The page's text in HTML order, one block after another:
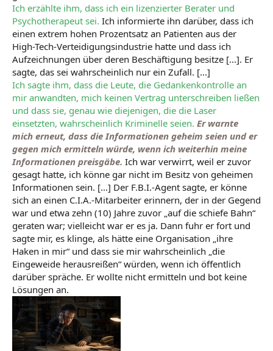
Ich erzählte ihm, dass ich ein lizenzierter Berater und
Psychotherapeut sei. Ich informierte ihn darüber, dass ich
einen extrem hohen Prozentsatz an Patienten aus der
High-Tech-Verteidigungsindustrie hatte und dass ich
Aufzeichnungen über deren Beschäftigung besitze [...]. Er
sagte, das sei wahrscheinlich nur ein Zufall. [...]
Ich sagte ihm, dass die Leute, die Gedankenkontrolle an
mir anwandten, mich keinen Vertrag unterschreiben ließen
und dass sie, genau wie diejenigen, die die Laser
einsetzten, wahrscheinlich Kriminelle seien. Er warnte
mich erneut, dass die Informationen geheim seien und er
gegen mich ermitteln würde, wenn ich weiterhin meine
Informationen preisgäbe. Ich war verwirrt, weil er zuvor
gesagt hatte, ich könne gar nicht im Besitz von geheimen
Informationen sein. [...] Der F.B.I.-Agent sagte, er könne
sich an einen C.I.A.-Mitarbeiter erinnern, der in der Gegend
war und etwa zehn (10) Jahre zuvor „auf die schiefe Bahn“
geraten war; vielleicht war er es ja. Dann fuhr er fort und
sagte mir, es klinge, als hätte eine Organisation „ihre
Haken in mir“ und dass sie mir wahrscheinlich „die
Eingeweide herausreißen“ würden, wenn ich öffentlich
darüber spräche. Er wollte nicht ermitteln und bot keine
Lösungen an.